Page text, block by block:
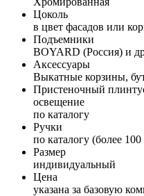
Цоколь
в цвет фасадов или
Подъемники
BOYARD (Россия) и
Аксессуары
Выкатные корзины,
Пристеночный
освещение
по каталогу
Ручки
по каталогу (более
Размер
индивидуальный
Цена
указана за базовую